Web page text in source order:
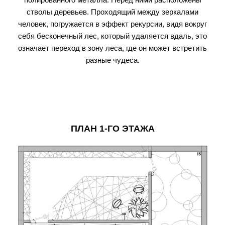
стволы деревьев. Проходящий между зеркалами
человек, погружается в эффект рекурсии, видя вокруг
себя бесконечный лес, который удаляется вдаль, это
означает переход в зону леса, где он может встретить
разные чудеса.
ПЛАН 1-ГО ЭТАЖА